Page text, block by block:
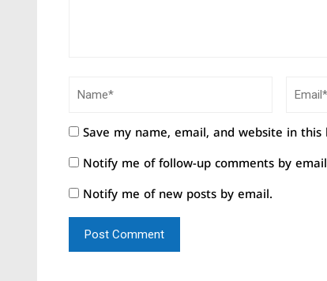
Save my name, email, and website in
Notify me of follow-up comments by
Notify me of new posts by email.